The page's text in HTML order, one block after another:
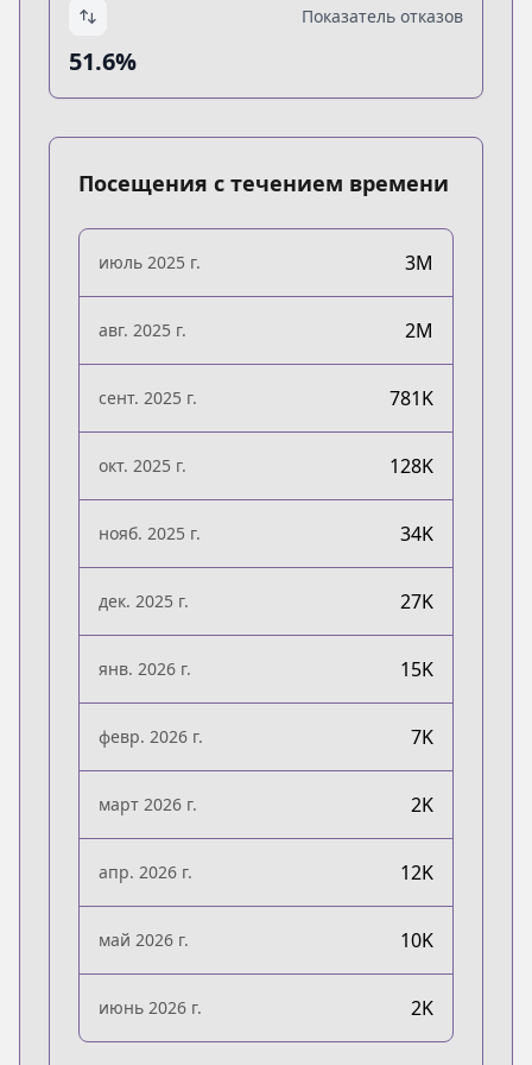
Показатель отказов
51.6%
Посещения с течением времени
июль 2025 г. 3M
авг. 2025 г. 2M
сент. 2025 г. 781K
окт. 2025 г. 128K
нояб. 2025 г. 34K
дек. 2025 г. 27K
янв. 2026 г. 15K
февр. 2026 г. 7K
март 2026 г. 2K
апр. 2026 г. 12K
май 2026 г. 10K
июнь 2026 г. 2K